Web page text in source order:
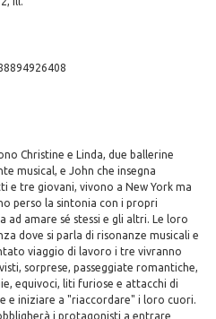
Christine e Linda, due ballerine
musical, e John che insegna
e tre giovani, vivono a New York ma
perso la sintonia con i propri
amare sé stessi e gli altri. Le loro
dove si parla di risonanze musicali e
viaggio di lavoro i tre vivranno
sorprese, passeggiate romantiche,
equivoci, liti furiose e attacchi di
e iniziare a "riaccordare" i loro cuori.
i protagonisti a entrare